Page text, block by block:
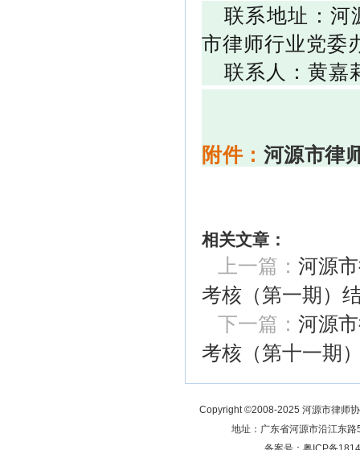
联系地址： 河
市律师行业党委
联系人：黄
附件： 河源市律
相关文章：
上一篇： 河源
考核（第一期）
下一篇： 河源
考核（第十一期
Copyright ©2008-2025 河源市律师
地址：广东省河源市沿江东